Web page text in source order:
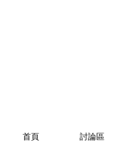
首頁 討論區